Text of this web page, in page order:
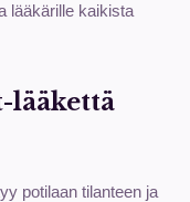
lääkärille kaikista
lääkettä
potilaan tilanteen ja